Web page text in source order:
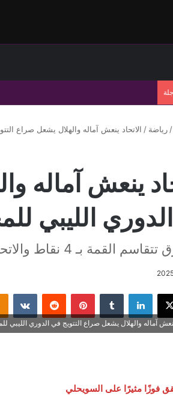
/ رياضة / الاتحاد ينعش آماله والهلال يشعل صراع
ينعش آماله
الليبي
القمة بـ 4 نقاط والاتحاد يلاحقها
‫X لينكدإن بينتيريست
ينعش آماله والهلال يشعل صراع التتويج في الدوري الليبي
فوزًا مثيرًا على السويحلي